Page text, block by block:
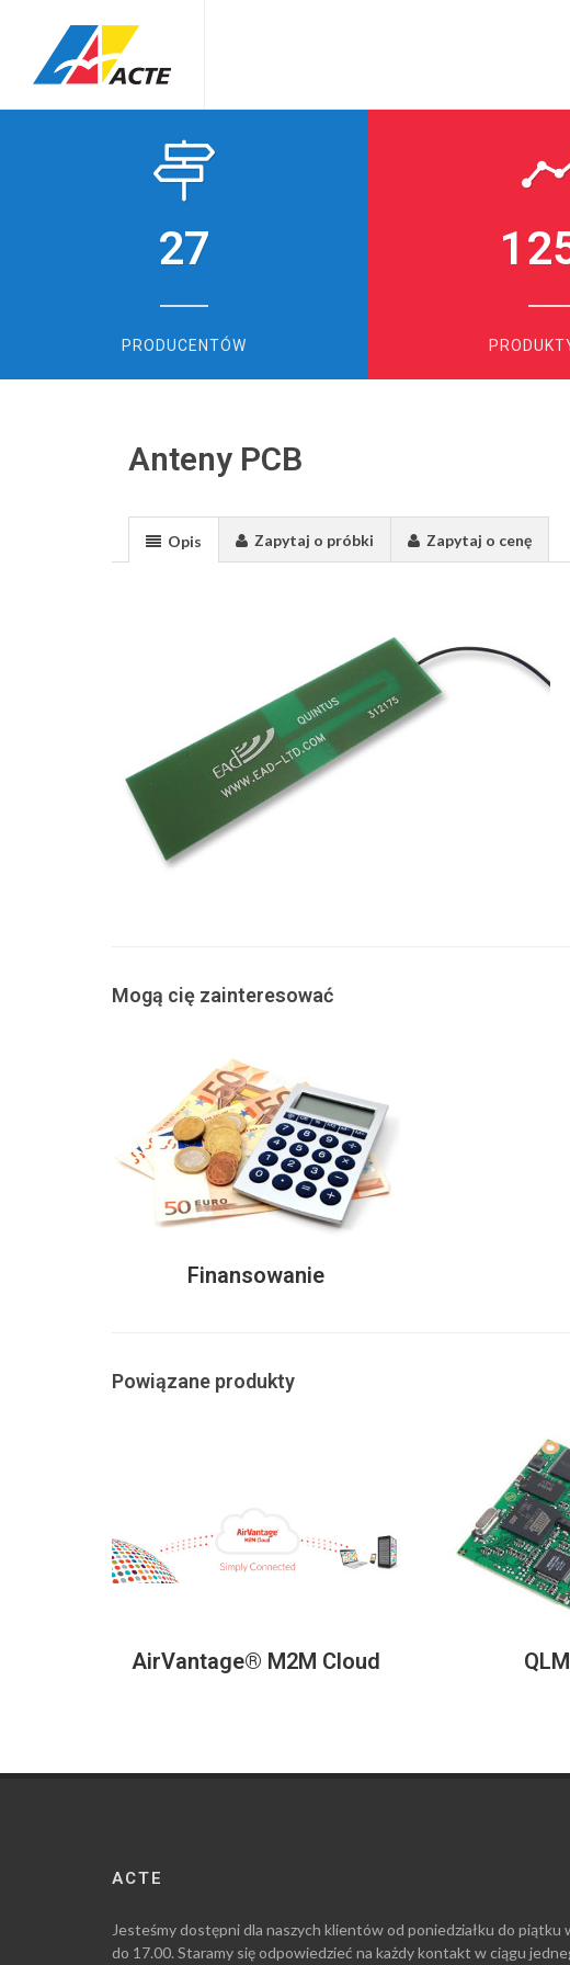
27
PRODUCENTÓW
Anteny PCB
Opis Zapytaj o próbki Zapytaj o cenę
Mogą cię zainteresować
Finansowanie
Powiązane produkty
AirVantage® M2M Cloud
ACTE
Jesteśmy dostępni dla naszych klientów od poniedziałku do piątku
do 17.00. Staramy się odpowiedzieć na każdy kontakt w ciągu